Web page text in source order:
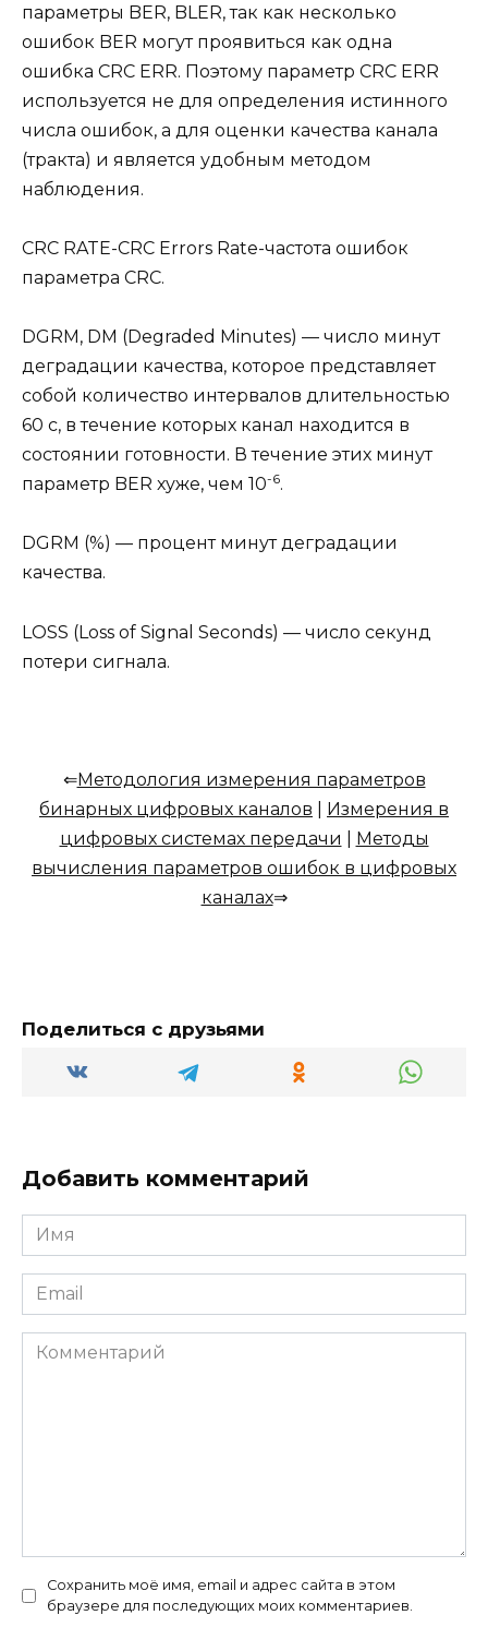
параметры BER, BLER, так как несколько
ошибок BER могут проявиться как одна
ошибка CRC ERR. Поэтому параметр CRC ERR
используется не для определения истинного
числа ошибок, а для оценки качества канала
(тракта) и является удобным методом
наблюдения.
CRC RATE-CRC Errors Rate-частота ошибок
параметра CRC.
DGRM, DM (Degraded Minutes) — число минут
деградации качества, которое представляет
собой количество интервалов длительностью
60 с, в течение которых канал находится в
состоянии готовности. В течение этих минут
параметр BER хуже, чем 10-6.
DGRM (%) — процент минут деградации
качества.
LOSS (Loss of Signal Seconds) — число секунд
потери сигнала.
⇐Методология измерения параметров
бинарных цифровых каналов
Измерения в
цифровых системах передачи
Методы
вычисления параметров ошибок в цифровых
каналах⇒
Поделиться с друзьями
Добавить комментарий
Имя
*
Email
*
Комментарий
Сохранить моё имя, email и адрес сайта в этом
браузере для последующих моих комментариев.